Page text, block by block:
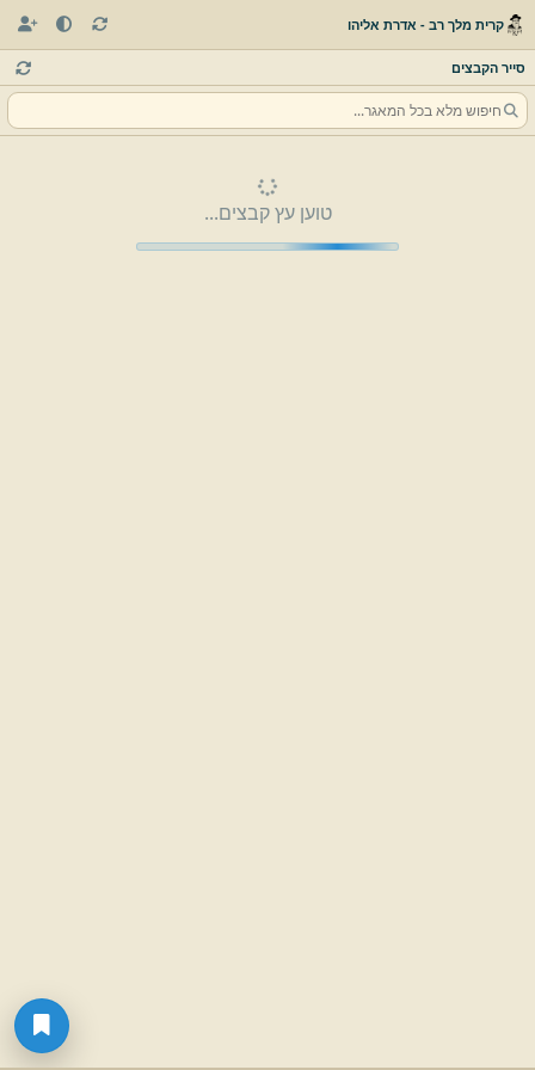
קרית מלך רב - אדרת אליהו
סייר הקבצים
טוען עץ קבצים...